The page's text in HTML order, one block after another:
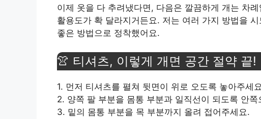
이제 옷을 다 추려냈다면, 다음은 깔끔하게 개는 차
활용도가 확 달라지거든요. 저는 여러 가지 방법을
좋은 방법으로 정착했어요.
👚 티셔츠, 이렇게 개면 공간 절약 끝!
1. 먼저 티셔츠를 펼쳐 뒷면이 위로 오도록 놓아주세
2. 양쪽 팔 부분을 몸통 부분과 일직선이 되도록 안
3. 밑의 몸통 부분을 목 부분까지 올려 접어주세요.